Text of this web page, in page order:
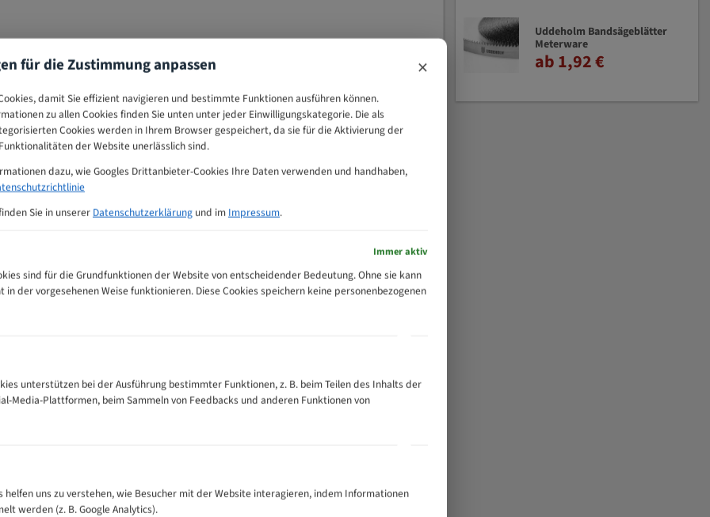
Tabelle
300
500
M (mm)
Zähne pro
Zoll (ZpZ))
Uddeholm Bandsägeblätter
Meterware
ab 1,92 €
für die Zustimmung anpassen ×
damit Sie effizient navigieren und bestimmte Funktionen ausführen können.
zu allen Cookies finden Sie unten unter jeder Einwilligungskategorie. Die als
Cookies werden in Ihrem Browser gespeichert, da sie für die Aktivierung der
der Website unerlässlich sind.
dazu, wie Googles Drittanbieter-Cookies Ihre Daten verwenden und handhaben,
Sie in unserer Datenschutzerklärung und im Impressum.
Immer aktiv
sind für die Grundfunktionen der Website von entscheidender Bedeutung. Ohne sie kann
in der vorgesehenen Weise funktionieren. Diese Cookies speichern keine personenbezogenen
unterstützen bei der Ausführung bestimmter Funktionen, z. B. beim Teilen des Inhalts der
Media-Plattformen, beim Sammeln von Feedbacks und anderen Funktionen von
helfen uns zu verstehen, wie Besucher mit der Website interagieren, indem Informationen
werden (z. B. Google Analytics).